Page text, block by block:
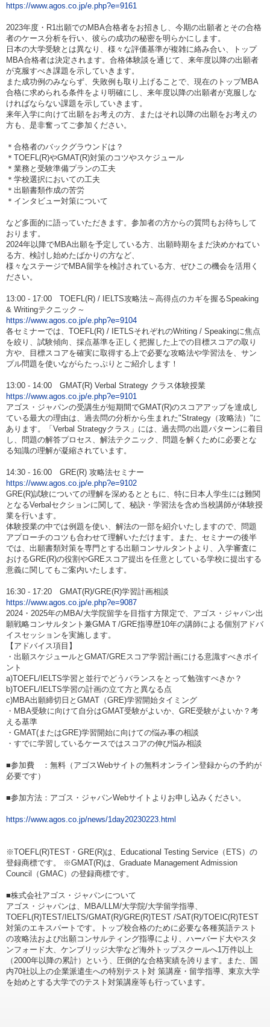
https://www.agos.co.jp/e.php?e=9161
2023年度・R1出願でのMBA合格者をお招きし、今期の出願者とその合格
者のケース分析を行い、彼らの成功の秘密を明らかにします。
日本の大学受験とは異なり、様々な評価基準が複雑に絡み合い、トップ
MBA合格者は決定されます。合格体験談を通じて、来年度以降の出願者
が克服すべき課題を示していきます。
また成功例のみならず、失敗例も取り上げることで、現在のトップMBA
合格に求められる条件をより明確にし、来年度以降の出願者が克服しな
ければならない課題を示していきます。
来年入学に向けて出願をお考えの方、またはそれ以降の出願をお考えの
方も、是非奮ってご参加ください。
＊合格者のバックグラウンドは？
＊TOEFL(R)やGMAT(R)対策のコツやスケジュール
＊業務と受験準備プランの工夫
＊学校選択においての工夫
＊出願書類作成の苦労
＊インタビュー対策について
など多面的に語っていただきます。参加者の方からの質問もお待ちして
おります。
2024年以降でMBA出願を予定している方、出願時期をまだ決めかねてい
る方、検討し始めたばかりの方など、
様々なステージでMBA留学を検討されている方、ぜひこの機会を活用く
ださい。
13:00 - 17:00 TOEFL(R) / IELTS攻略法～高得点のカギを握るSpeaking
& Writingテクニック～
https://www.agos.co.jp/e.php?e=9104
各セミナーでは、TOEFL(R) / IETLSそれぞれのWriting / Speakingに焦点
を絞り、試験傾向、採点基準を正しく把握した上での目標スコアの取り
方や、目標スコアを確実に取得する上で必要な攻略法や学習法を、サン
プル問題を使いながらたっぷりとご紹介します！
13:00 - 14:00 GMAT(R) Verbal Strategy クラス体験授業
https://www.agos.co.jp/e.php?e=9101
アゴス・ジャパンの受講生が短期間でGMAT(R)のスコアアップを達成し
ている最大の理由は、過去問の分析から生まれた"Strategy（攻略法）"に
あります。「Verbal Strategyクラス」には、過去問の出題パターンに着目
し、問題の解答プロセス、解法テクニック、問題を解くために必要とな
る知識の理解が凝縮されています。
14:30 - 16:00 GRE(R) 攻略法セミナー
https://www.agos.co.jp/e.php?e=9102
GRE(R)試験についての理解を深めるとともに、特に日本人学生には難関
となるVerbalセクションに関して、秘訣・学習法を含め当校講師が体験授
業を行います。
体験授業の中では例題を使い、解法の一部を紹介いたしますので、問題
アプローチのコツも合わせて理解いただけます。また、セミナーの後半
では、出願書類対策を専門とする出願コンサルタントより、入学審査に
おけるGRE(R)の役割やGREスコア提出を任意としている学校に提出する
意義に関してもご案内いたします。
16:30 - 17:20 GMAT(R)/GRE(R)学習計画相談
https://www.agos.co.jp/e.php?e=9087
2024・2025年のMBA/大学院留学を目指す方限定で、アゴス・ジャパン出
願戦略コンサルタント兼GMAＴ/GRE指導歴10年の講師による個別アドバ
イスセッションを実施します。
【アドバイス項目】
・出願スケジュールとGMAT/GREスコア学習計画にける意識すべきポイ
ント
a)TOEFL/IELTS学習と並行でどうバランスをとって勉強すべきか？
b)TOEFL/IELTS学習の計画の立て方と異なる点
c)MBA出願締切日とGMAT（GRE)学習開始タイミング
・MBA受験に向けて自分はGMAT受験がよいか、GRE受験がよいか？考
える基準
・GMAT(またはGRE)学習開始に向けての悩み事の相談
・すでに学習しているケースではスコアの伸び悩み相談
■参加費 ：無料（アゴスWebサイトの無料オンライン登録からの予約が
必要です）
■参加方法：アゴス・ジャパンWebサイトよりお申し込みください。
https://www.agos.co.jp/news/1day20230223.html
※TOEFL(R)TEST・GRE(R)は、Educational Testing Service（ETS）の
登録商標です。 ※GMAT(R)は、Graduate Management Admission
Council（GMAC）の登録商標です。
■株式会社アゴス・ジャパンについて
アゴス・ジャパンは、MBA/LLM/大学院/大学留学指導、
TOEFL(R)TEST/IELTS/GMAT(R)/GRE(R)TEST /SAT(R)/TOEIC(R)TEST
対策のエキスパートです。トップ校合格のために必要な各種英語テスト
の攻略法および出願コンサルティング指導により、ハーバード大やスタ
ンフォード大、ケンブリッジ大学など海外トップスクールへ1万件以上
（2000年以降の累計）という、圧倒的な合格実績を誇ります。また、国
内70社以上の企業派遣生への特別テスト対 策講座・留学指導、東京大学
を始めとする大学でのテスト対策講座等も行っています。